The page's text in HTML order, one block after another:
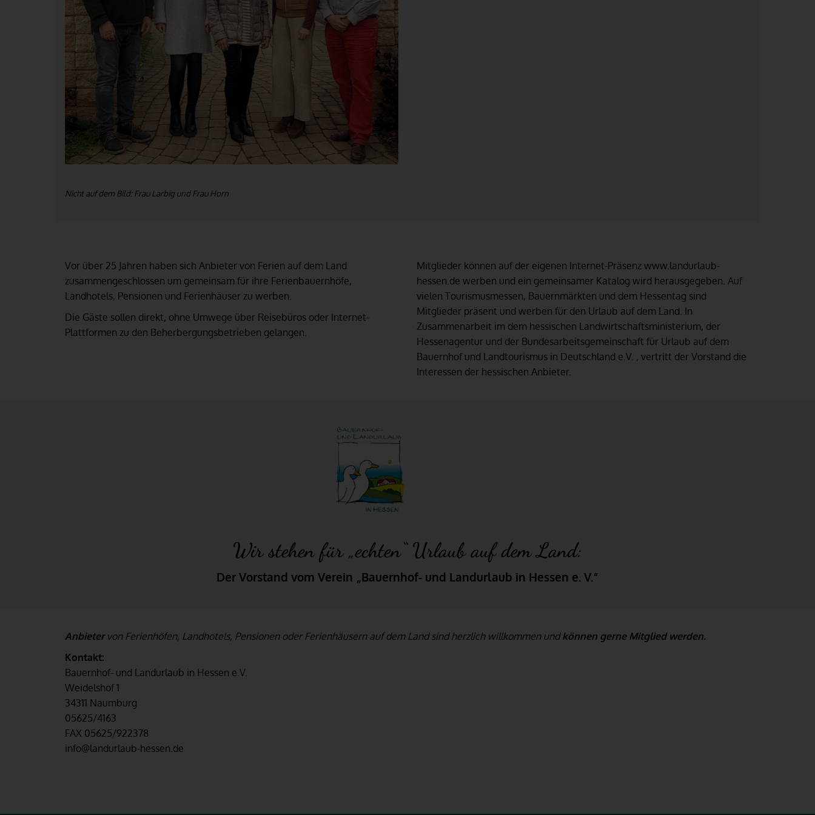
Nicht auf dem Bild: Frau Larbig und Frau Horn
Vor über 25 Jahren haben sich Anbieter von Ferien auf dem Land
zusammengeschlossen um gemeinsam für ihre Ferienbauernhöfe,
Landhotels, Pensionen und Ferienhäuser zu werben.
Die Gäste sollen direkt, ohne Umwege über Reisebüros oder Internet-
Plattformen zu den Beherbergungsbetrieben gelangen.
Mitglieder können auf der eigenen Internet-Präsenz www.landurlaub-
hessen.de werben und ein gemeinsamer Katalog wird herausgegeben. Auf
vielen Tourismusmessen, Bauernmärkten und dem Hessentag sind
Mitglieder präsent und werben für den Urlaub auf dem Land. In
Zusammenarbeit im dem hessischen Landwirtschaftsministerium, der
Hessenagentur und der Bundesarbeitsgemeinschaft für Urlaub auf dem
Bauernhof und Landtourismus in Deutschland e.V. , vertritt der Vorstand die
Interessen der hessischen Anbieter.
Wir stehen für „echten“ Urlaub auf dem Land:
Der Vorstand vom Verein „Bauernhof- und Landurlaub in Hessen e. V.“
Anbietervon Ferienhöfen, Landhotels, Pensionen oder Ferienhäusern auf dem Land sind herzlich willkommen undkönnen gerne Mitglied werden.
Kontakt:
Bauernhof- und Landurlaub in Hessen e.V.
Weidelshof 1
34311 Naumburg
05625/4163
FAX 05625/922378
info@landurlaub-hessen.de